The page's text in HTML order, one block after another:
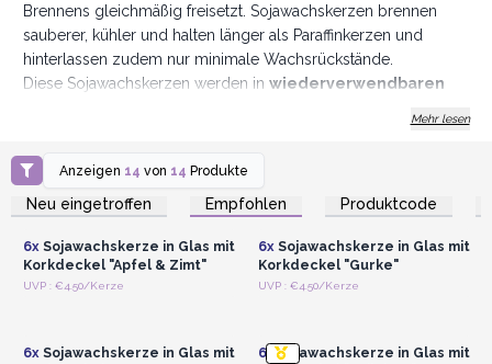
Brennens gleichmäßig freisetzt. Sojawachskerzen brennen
sauberer, kühler und halten länger als Paraffinkerzen und
hinterlassen zudem nur minimale Wachsrückstände.
Diese Sojawachskerzen werden in wiederverwendbaren
Die attraktive
Garantierter Mindestduftgehalt von 3%, lange Brenndauer und
ein wirklich umweltfreundliches Produkt. Die Brenndauer
Dies könnte Ihr meistverkauftes Kerzensortiment darstellen.
Bringen Sie also mehr Schwung in Ihren Umsatz.. Jetzt
Mehr lesen
Anzeigen 14 von 14 Produkte
Neu eingetroffen Empfohlen Produktcode
Anmelden oder
Registrieren für
Großhandelspreise
6xSojawachskerze in Glas mit
Korkdeckel "Apfel & Zimt"
UVP : €4.50/Kerze
Registrieren für
Großhandelspreise
6xSojawachskerze in Glas mit
Korkdeckel "Gurke"
UVP : €4.50/Kerze
Anmelden oder
6xSojawachskerze in Glas mit
Anmelden oder
6x Sojawachskerze in Glas mit